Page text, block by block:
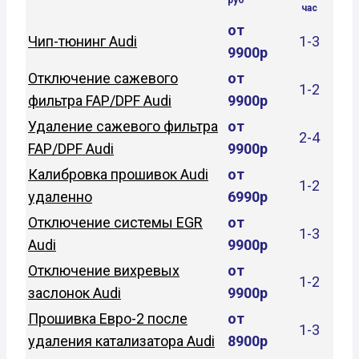
час
Чип-тюнинг Audi
от
9900р
1-3
Отключение сажевого
фильтра FAP/DPF Audi
от
9900р
1-2
Удаление сажевого фильтра
FAP/DPF Audi
от
9900р
2-4
Калибровка прошивок Audi
удаленно
от
6990р
1-2
Отключение системы EGR
Audi
от
9900р
1-3
Отключение вихревых
заслонок Audi
от
9900р
1-2
Прошивка Евро-2 после
удаления катализатора Audi
от
8900р
1-3